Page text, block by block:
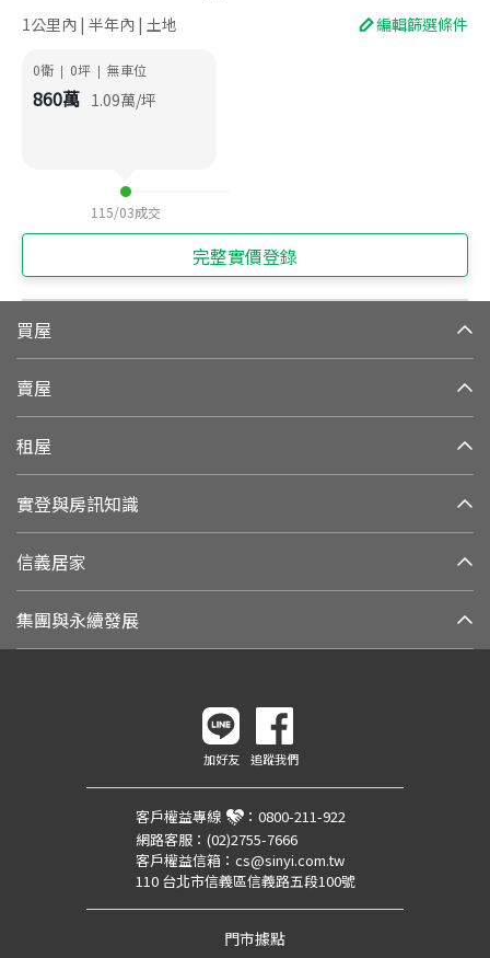
1公里內 | 半年內 | 土地 編輯篩選條件
0衛 | 0坪 | 無車位
860萬 1.09萬/坪
115/03成交
完整實價登錄
買屋
賣屋
租屋
實登與房訊知識
信義居家
集團與永續發展
加好友 追蹤我們
客戶權益專線 ： 0800-211-922
網路客服： (02)2755-7666
客戶權益信箱： cs@sinyi.com.tw
110 台北市信義區信義路五段100號
門市據點